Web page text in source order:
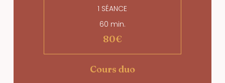
1 SÉANCE
60 min.
80€
Cours duo